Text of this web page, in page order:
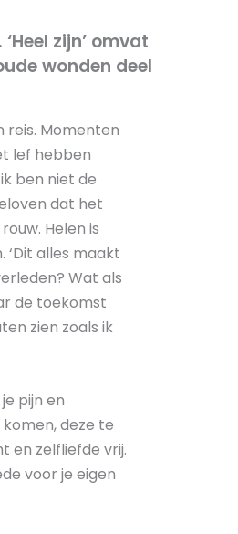
zijn’ omvat
wonden deel
reis. Momenten
lef hebben
ben niet de
dat het
Helen is
alles maakt
Wat als
de toekomst
zien zoals ik
pijn en
deze te
en zelfliefde vrij.
voor je eigen